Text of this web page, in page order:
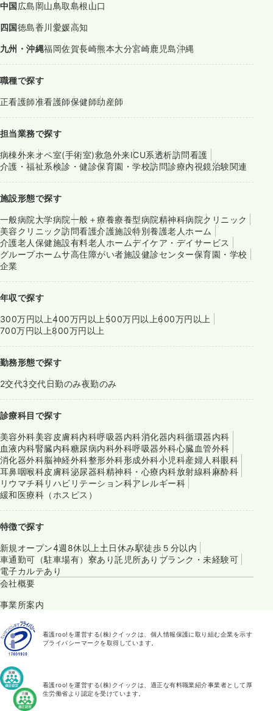
中国広島岡山鳥取島根山口
四国徳島香川愛媛高知
九州・沖縄福岡佐賀長崎熊本大分宮崎鹿児島沖縄
職種で探す
正看護師准看護師保健師助産師
担当業務で探す
病棟外来オペ室(手術室)救急外来ICU系透析訪問看護
介護・福祉系検診・健診保育園・学校訪問診療内視鏡治験関連
施設形態で探す
一般病院大学病院一般＋療養療養型病院精神科病院クリニック
美容クリニック訪問看護介護施設特別養護老人ホーム
介護老人保健施設有料老人ホームデイケア・デイサービス
グループホームサ高住障がい者施設健診センター保育園・学校
企業
年収で探す
300万円以上400万円以上 500万円以上600万円以上
700万円以上800万円以上
勤務形態で探す
2交代3交代日勤のみ夜勤のみ
診療科目で探す
美容外科美容皮膚科内科呼吸器内科消化器内科循環器内科
血液内科腎臓内科糖尿病内科外科呼吸器外科心臓血管外科
消化器外科脳神経外科整形外科形成外科小児科産婦人科眼科
耳鼻咽喉科皮膚科泌尿器科精神科・心療内科放射線科麻酔科
リウマチ科リハビリテーション科アレルギー科
緩和医療科（ホスピス）
特徴で探す
新規オープン4週8休以上 土日休み駅徒歩５分以内
車通勤可（駐車場有） 寮あり託児所あり ブランク・未経験可
電子カルテあり
会社概要
事業所案内
看護roo!を運営する(株)クイックは、個人情報保護に取り組む企業を示す
プライバシーマークを取得しています。
看護roo!を運営する(株)クイックは、適正な有料職業紹介事業者として厚
生労働省より認定を受けています。